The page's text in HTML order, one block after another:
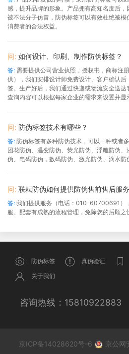
感，提升品牌的形象。产品拥有高知名度后
被不法分子仿冒，防伪标签可以有效杜绝被
消费者的合法权益。
问: 如何设计、印刷、制作防伪标签？
答: 需要提供公司营业执照，授权书，商标注
供），我们安排设计师免费设计、客户确认
签。生产好后，我们通过快递或物流安全送
查询内容可以根据每家企业的需求来设置并显
问: 防伪标签技术有哪些？
答: 防伪标签有多种防伪技术，可以一种或者
团花防伪、温变防伪、荧光防伪、浮雕防伪
伪、电码防伪，数码防伪、激光防伪、滴水防
问: 联耘防伪如何提供防伪售前售后服
答: 我们提供服务（电话：010-60700691）
服。配套有成熟的流程管理，免除您的后顾之
防伪标签 真伪验证
关于我们
咨询热线： 15810922883
京ICP备14028620号-6 京公